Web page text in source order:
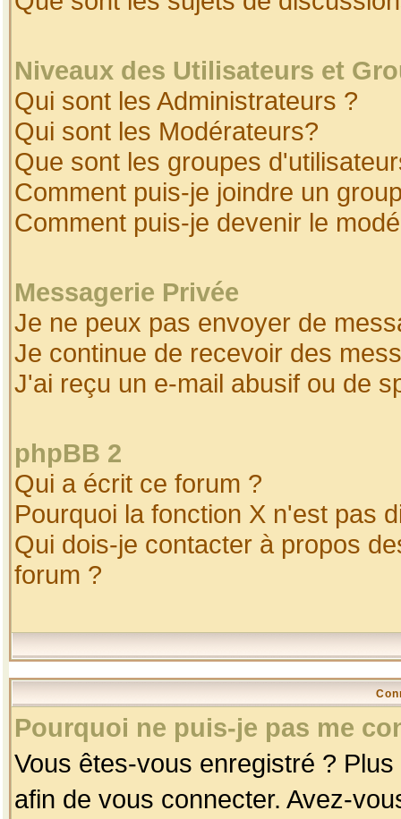
Niveaux des Utilisateurs et
Qui sont les Administrateurs ?
Qui sont les Modérateurs?
Que sont les groupes
Comment puis-je joindre un
Comment puis-je devenir le
Messagerie Privée
Je ne peux pas envoyer de
Je continue de recevoir des
J'ai reçu un e-mail abusif ou de
phpBB 2
Qui a écrit ce forum ?
Pourquoi la fonction X n'est pas
Qui dois-je contacter à propos
forum ?
Pourquoi ne puis-je pas me
Vous êtes-vous enregistré ?
afin de vous connecter. Avez-